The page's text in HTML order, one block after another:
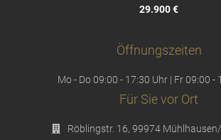
29.900 €
Öffnungszeiten
Mo - Do 09:00 - 17:30 Uhr | Fr 09:00 -
Für Sie vor Ort
Röblingstr. 16, 99974